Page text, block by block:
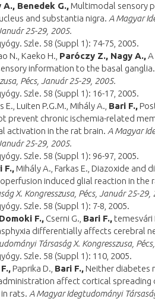
Benedek G., Multimodal sensory
and substantia nigra. A Magyar
25-29, 2005.
Szle. 58 (Suppl 1): 74-75, 2005.
N., Kaeko H., Paróczy Z., Nagy A.,
information to the basal ganglia.
Pécs, Január 25-29, 2005.
Szle. 58 (Suppl 1): 16-17, 2005.
E., Luiten P.G.M., Mihály A., Bari F.,
prevent chronic ischemia-related
activation in the rat brain. A Magyar
25-29, 2005.
Szle. 58 (Suppl 1): 96-97, 2005.
F., Mihály A., Farkas E., Diazoxide and
induced glial reaction in the
X. Kongresszusa, Pécs, Január 25-29,
Szle. 58 (Suppl 1): 7-8, 2005.
F., Cserni G., Bari F., temesvári
differentially affects cerebral
Társaság X. Kongresszusa,
Szle. 58 (Suppl 1): 110, 2005.
Paprika D., Bari F., Neither diabetes
affect cortical spreading
rats. A Magyar Idegtudományi